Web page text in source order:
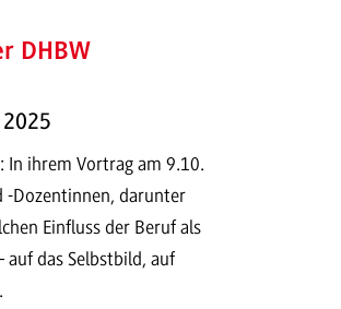
DHBW
In ihrem Vortrag am 9.10.
-Dozentinnen, darunter
Einfluss der Beruf als
auf das Selbstbild, auf